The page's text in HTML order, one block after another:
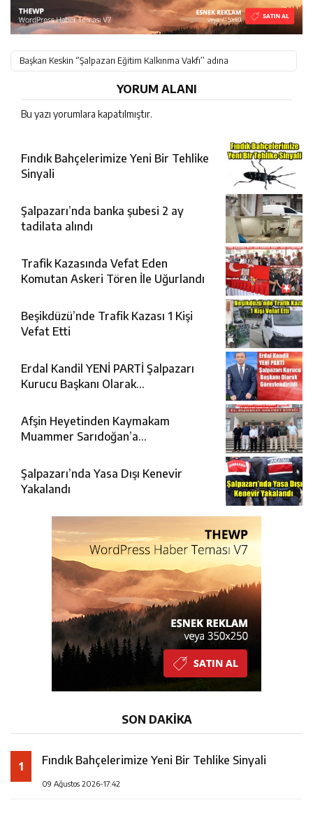
Başkan Keskin ‘’Şalpazarı Eğitim Kalkınma Vakfı’’ adına
YORUM ALANI
Bu yazı yorumlara kapatılmıştır.
Fındık Bahçelerimize Yeni Bir Tehlike
Sinyali
Şalpazarı’nda banka şubesi 2 ay
tadilata alındı
Trafik Kazasında Vefat Eden
Komutan Askeri Tören İle Uğurlandı
Beşikdüzü’nde Trafik Kazası 1 Kişi
Vefat Etti
Erdal Kandil YENİ PARTİ Şalpazarı
Kurucu Başkanı Olarak
Afşin Heyetinden Kaymakam
Muammer Sarıdoğan’a
Şalpazarı’nda Yasa Dışı Kenevir
Yakalandı
SON DAKİKA
1 Fındık Bahçelerimize Yeni Bir Tehlike Sinyali
09 Ağustos 2026-17:42